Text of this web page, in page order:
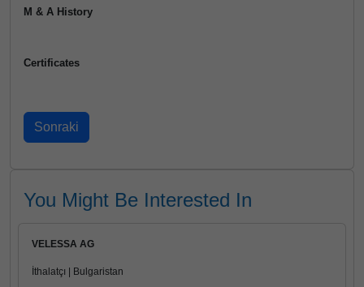
M & A History
Certificates
You Might Be Interested In
VELESSA AG
İthalatçı | Bulgaristan